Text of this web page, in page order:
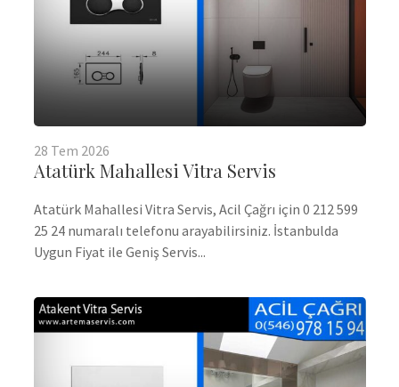
28 Tem 2026
Atatürk Mahallesi Vitra Servis
Atatürk Mahallesi Vitra Servis, Acil Çağrı için 0 212 599
25 24 numaralı telefonu arayabilirsiniz. İstanbulda
Uygun Fiyat ile Geniş Servis...